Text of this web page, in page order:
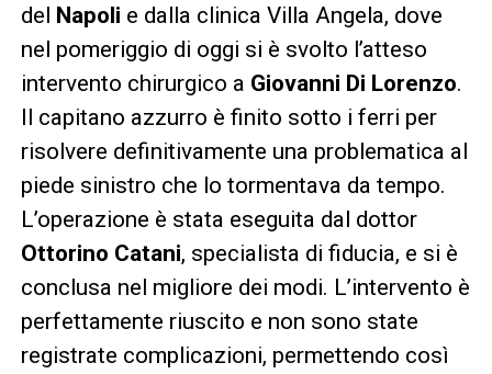
del Napoli e dalla clinica Villa Angela, dove
nel pomeriggio di oggi si è svolto l’atteso
intervento chirurgico a Giovanni Di Lorenzo.
Il capitano azzurro è finito sotto i ferri per
risolvere definitivamente una problematica al
piede sinistro che lo tormentava da tempo.
L’operazione è stata eseguita dal dottor
Ottorino Catani, specialista di fiducia, e si è
conclusa nel migliore dei modi. L’intervento è
perfettamente riuscito e non sono state
registrate complicazioni, permettendo così